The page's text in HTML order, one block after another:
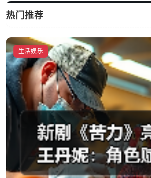
热门推荐
生活娱乐
高分喜剧《末路狂花钱》票房破2
热映中
启芯新知日报 2026-04-24